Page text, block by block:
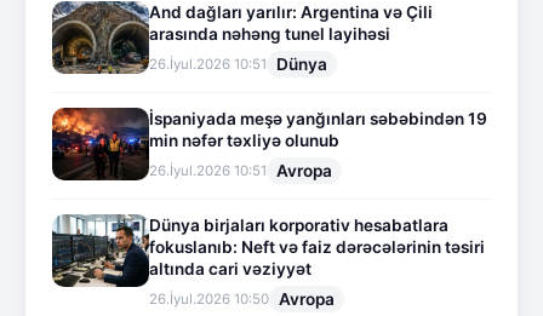
And dağları yarılır: Argentina və Çili
arasında nəhəng tunel layihəsi
26.İyul.2026 10:51 Dünya
İspaniyada meşə yanğınları səbəbindən 19
min nəfər təxliyə olunub
26.İyul.2026 10:51 Avropa
Dünya birjaları korporativ hesabatlara
fokuslanıb: Neft və faiz dərəcələrinin təsiri
altında cari vəziyyət
26.İyul.2026 10:50 Avropa